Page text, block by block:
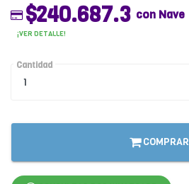
$240.687.3 con Nave
¡VER DETALLE!
Cantidad
COMPRAR